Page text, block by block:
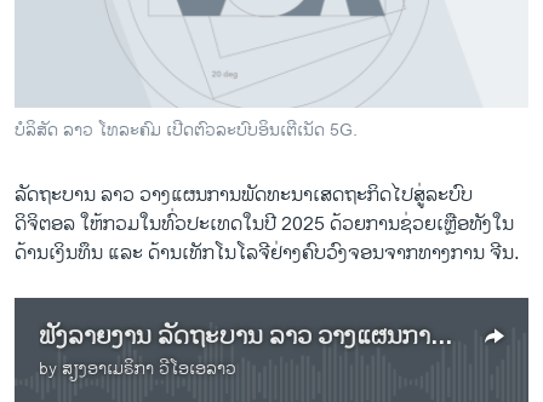
ວີດີໂອ
ລາຍການກະຈາຍສຽງ
ລາຍງານ
ຕິດຕາມພວກເຮົາ ທີ່
ພາສາຕ່າງໆ
ບໍລິສັດ ລາວ ໂທລະຄົມ ເປີດຕົວລະບົບອິນເຕີເນັດ 5G.
ລັດຖະບານ ລາວ ວາງແຜນການພັດທະນາເສດຖະກິດໄປສູ່ລະບົບ
ດິຈິຕອລ ໃຫ້ກວມໃນທົ່ວປະເທດໃນປີ 2025 ດ້ວຍການຊ່ວຍເຫຼືອທັງໃນ
ດ້ານເງິນທຶນ ແລະ ດ້ານເທັກໂນໂລຈີຢ່າງຄົບວົງຈອນຈາກທາງການ ຈີນ.
ຟັງລາຍງານ ລັດຖະບານ ລາວ ວາງແຜນການພັດທະນາ ເສດຖະກິດ ໄປສູ່ລະບົບດິຈິຕອລ ໃຫ້ກວມໃນທົ່ວປະເທດໃນປີ 2025
by ສຽງອາເມຣິກາ ວີໂອເອລາວ
No media source currently available